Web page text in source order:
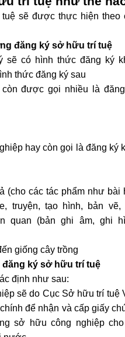
sẽ được thực hiện theo
đăng ký sở hữu trí tuệ
sẽ có hình thức đăng ký
thức đăng ký sau
được gọi nhiều là
hay còn gọi là đăng ký
(cho các tác phẩm như bài
truyện, tạo hình, bản vẽ,
quan (bản ghi âm, ghi
giống cây trồng
ký sở hữu trí tuệ
định như sau:
sẽ do Cục Sở hữu trí tuệ
để nhận và cấp giấy
sở hữu công nghiệp